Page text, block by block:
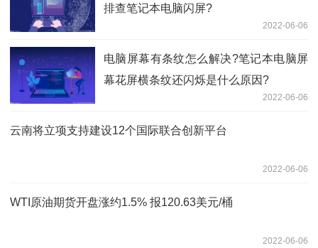
排查笔记本电脑闪屏?
2022-06-06
电脑屏幕有条纹怎么解决?笔记本电脑屏
幕花屏横条纹还闪烁是什么原因?
2022-06-06
云南将立项支持建设12个国际联合创新平台
2022-06-06
WTI原油期货开盘涨约1.5% 报120.63美元/桶
2022-06-06